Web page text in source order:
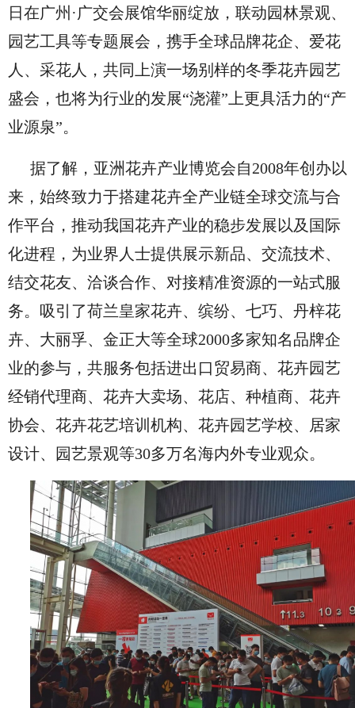
日在广州·广交会展馆华丽绽放，联动园林景观、
园艺工具等专题展会，携手全球品牌花企、爱花
人、采花人，共同上演一场别样的冬季花卉园艺
盛会，也将为行业的发展“浇灌”上更具活力的“产
业源泉”。
据了解，亚洲花卉产业博览会自2008年创办以
来，始终致力于搭建花卉全产业链全球交流与合
作平台，推动我国花卉产业的稳步发展以及国际
化进程，为业界人士提供展示新品、交流技术、
结交花友、洽谈合作、对接精准资源的一站式服
务。吸引了荷兰皇家花卉、缤纷、七巧、丹梓花
卉、大丽孚、金正大等全球2000多家知名品牌企
业的参与，共服务包括进出口贸易商、花卉园艺
经销代理商、花卉大卖场、花店、种植商、花卉
协会、花卉花艺培训机构、花卉园艺学校、居家
设计、园艺景观等30多万名海内外专业观众。